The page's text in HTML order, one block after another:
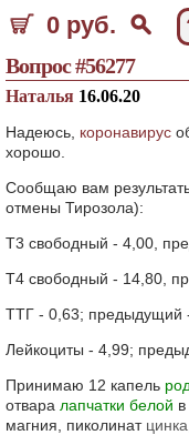
0 руб.
Вопрос #56277
Наталья 16.06.20
Надеюсь, коронавирус
хорошо.
Сообщаю вам
отмены Тирозола):
Т3 свободный - 4,00,
Т4 свободный - 14,80,
ТТГ - 0,63; предыдущий
Лейкоциты - 4,99;
Принимаю 12 капель
отвара лапчатки белой
магния, пиколинат цинка